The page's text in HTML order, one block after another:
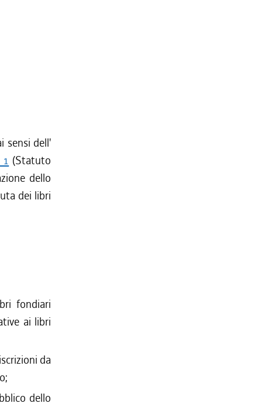
sensi dell'
(Statuto
dello
dei libri
fondiari
ai libri
da
dello